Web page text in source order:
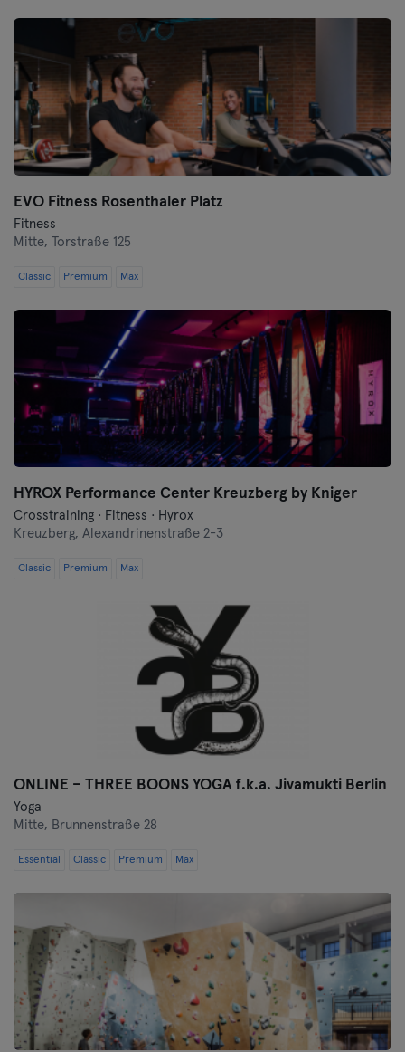
EVO Fitness Rosenthaler Platz
Fitness
Mitte,
Torstraße 125
Classic Premium Max
HYROX Performance Center Kreuzberg by Kniger
Crosstraining · Fitness · Hyrox
Kreuzberg, Alexandrinenstraße 2-3
Classic Premium Max
ONLINE – THREE BOONS YOGA f.k.a. Jivamukti Berlin
Yoga
Mitte, Brunnenstraße 28
Essential Classic Premium Max
Wolfsburg
Wuppertal
Wurtzbourg
Zwickau